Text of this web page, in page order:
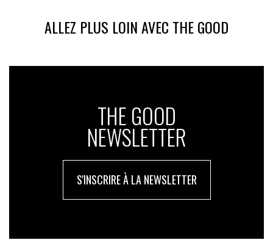
ALLEZ PLUS LOIN AVEC THE GOOD
THE GOOD
NEWSLETTER
S'INSCRIRE À LA NEWSLETTER